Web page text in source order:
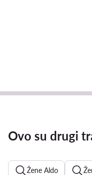
Ovo su drugi
Žene Aldo